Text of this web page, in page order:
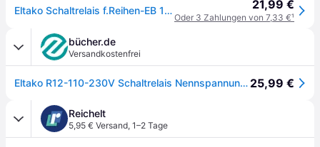
Eltako Schaltrelais f.Reihen-EB 1S1Ö 16A R12-110-230V 21,99 €
Oder 3 Zahlungen von 7,33 €¹
bücher.de
Versandkostenfrei
Eltako R12-110-230V Schaltrelais Nennspannung: 230 V Schaltstrom (max.): 16 A 1 Öffner, 1 Schließer 1 St. 25,99 €
Reichelt
5,95 € Versand, 1–2 Tage